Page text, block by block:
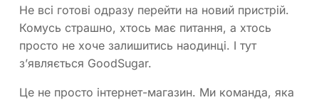
Не всі готові одразу перейти на новий пристрій.
Комусь страшно, хтось має питання, а хтось
просто не хоче залишитись наодинці. І тут
з’являється GoodSugar.
Це не просто інтернет-магазин. Ми команда, яка